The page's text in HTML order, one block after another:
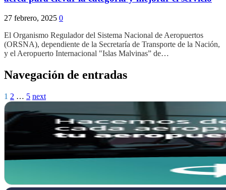
27 febrero, 2025 0
El Organismo Regulador del Sistema Nacional de Aeropuertos
(ORSNA), dependiente de la Secretaría de Transporte de la Nación,
y el Aeropuerto Internacional "Islas Malvinas” de…
Navegación de entradas
1 2 … 5 next